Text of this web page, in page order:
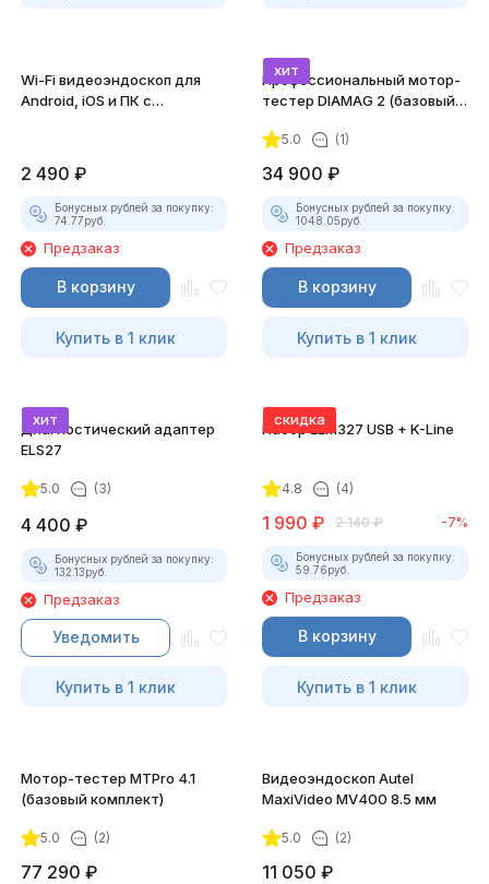
Wi-Fi видеоэндоскоп для
Android, iOS и ПК с
2 490 ₽
Бонусных рублей за покупку:
74.77руб.
Предзаказ
В корзину
Купить в 1 клик
хит
Профессиональный мотор-
тестер DIAMAG 2 (базовый
5.0 (1)
34 900 ₽
Бонусных рублей за покупку:
1048.05руб.
Предзаказ
В корзину
Купить в 1 клик
хит
Диагностический адаптер
ELS27
5.0 (3)
4 400 ₽
Бонусных рублей за покупку:
132.13руб.
Предзаказ
Уведомить
Купить в 1 клик
скидка
Набор ELM327 USB + K-Line
4.8 (4)
1 990 ₽ 2 140 ₽ -7%
Бонусных рублей за покупку:
59.76руб.
Предзаказ
В корзину
Купить в 1 клик
Мотор-тестер MTPro 4.1
(базовый комплект)
5.0 (2)
77 290 ₽
Видеоэндоскоп Autel
MaxiVideo MV400 8.5 мм
5.0 (2)
11 050 ₽